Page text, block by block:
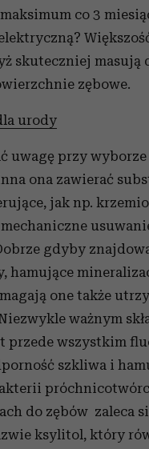
co 3
skuteczniej masują
zębowe.
urody
uwagę przy
ona zawierać
jak np.
gdyby
hamujące
one także
ważnym
przede wszystkim
szkliwa i
do zębów zaleca
ksylitol, który